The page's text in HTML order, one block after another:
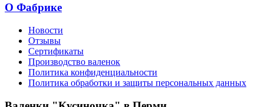
О Фабрике
Новости
Отзывы
Сертификаты
Производство валенок
Политика конфиденциальности
Политика обработки и защиты персональных данных